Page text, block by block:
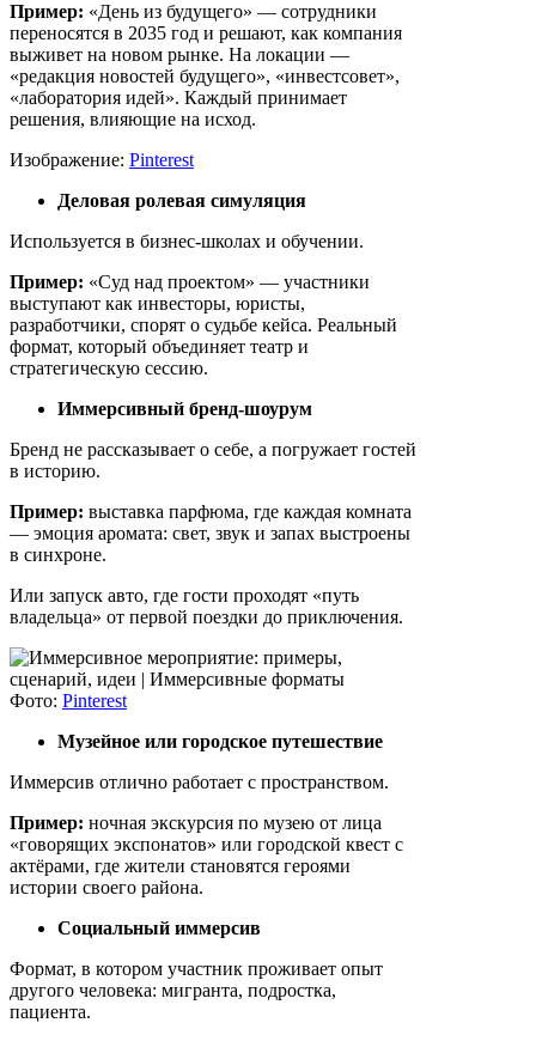
Пример: «День из будущего» — сотрудники
переносятся в 2035 год и решают, как компания
выживет на новом рынке. На локации —
«редакция новостей будущего», «инвестсовет»,
«лаборатория идей». Каждый принимает
решения, влияющие на исход.
Изображение: Pinterest
Деловая ролевая симуляция
Используется в бизнес-школах и обучении.
Пример: «Суд над проектом» — участники
выступают как инвесторы, юристы,
разработчики, спорят о судьбе кейса. Реальный
формат, который объединяет театр и
стратегическую сессию.
Иммерсивный бренд-шоурум
Бренд не рассказывает о себе, а погружает гостей
в историю.
Пример: выставка парфюма, где каждая комната
— эмоция аромата: свет, звук и запах выстроены
в синхроне.
Или запуск авто, где гости проходят «путь
владельца» от первой поездки до приключения.
Фото: Pinterest
Музейное или городское путешествие
Иммерсив отлично работает с пространством.
Пример: ночная экскурсия по музею от лица
«говорящих экспонатов» или городской квест с
актёрами, где жители становятся героями
истории своего района.
Социальный иммерсив
Формат, в котором участник проживает опыт
другого человека: мигранта, подростка,
пациента.